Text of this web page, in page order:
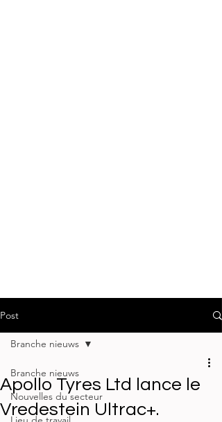
Post
Branche nieuws
Nouvelles du secteur
Branche nieuws
Apollo Tyres Ltd lance le
Vredestein Ultrac+.